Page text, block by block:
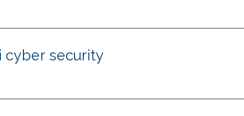
cyber security